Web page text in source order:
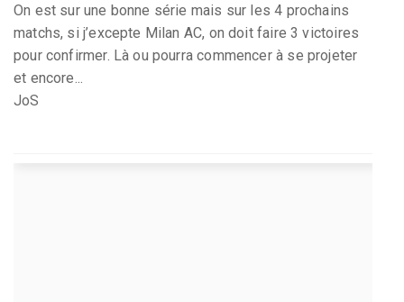
On est sur une bonne série mais sur les 4 prochains
matchs, si j’excepte Milan AC, on doit faire 3 victoires
pour confirmer. Là ou pourra commencer à se projeter
et encore...
JoS